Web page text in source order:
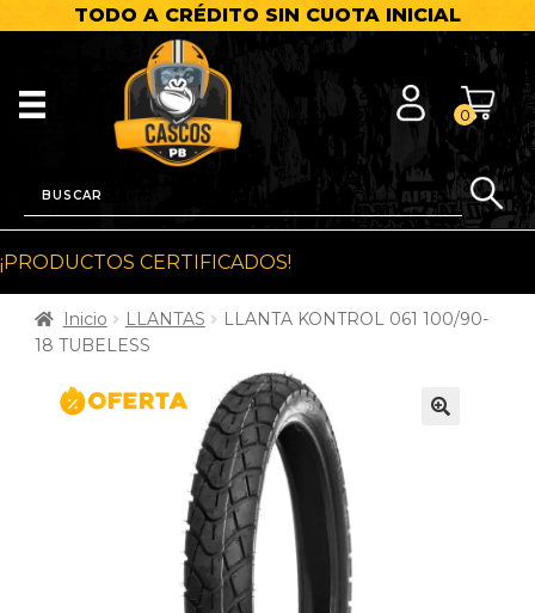
TODO A CRÉDITO SIN CUOTA INICIAL
0
¡PRODUCTOS CERTIFICADOS!
Inicio LLANTAS
LLANTA KONTROL 061 100/90-
18 TUBELESS